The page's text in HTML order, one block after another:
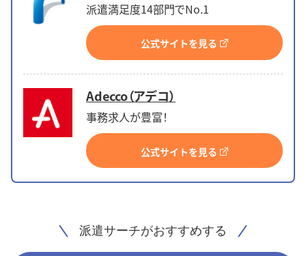
派遣満足度14部門でNo.1
公式サイトを見る
Adecco（アデコ）
事務求人が豊富！
公式サイトを見る
派遣サーチがおすすめする